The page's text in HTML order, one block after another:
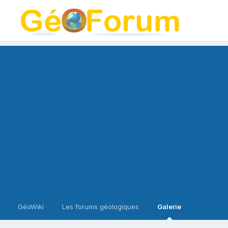
GéoWiki Les forums géologiques Galerie